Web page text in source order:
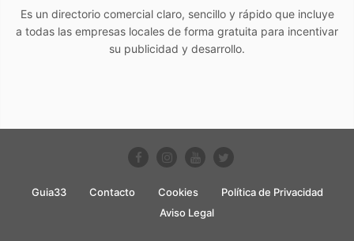
Es un directorio comercial claro, sencillo y rápido que incluye
a todas las empresas locales de forma gratuita para incentivar
su publicidad y desarrollo.
Guia33 Contacto Cookies
Política de Privacidad
Aviso Legal